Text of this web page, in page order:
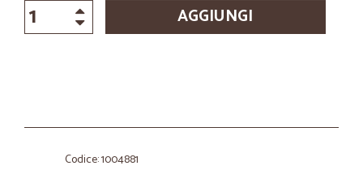
AGGIUNGI
Codice: 1004881